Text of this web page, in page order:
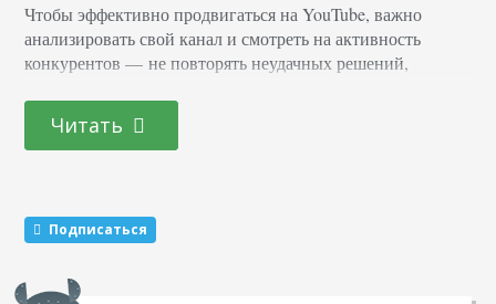
Чтобы эффективно продвигаться на YouTube, важно
анализировать свой канал и смотреть на активность
конкурентов — не повторять неудачных решений,
больше всего лайков. Анализировать ситуацию можно не
только с помощью UTM-меток, отслеживая прямые
Читать
Подписаться